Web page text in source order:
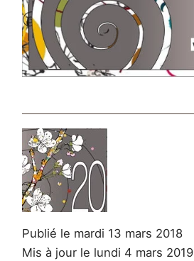
Publié le mardi 13 mars 2018
Mis à jour le lundi 4 mars 2019